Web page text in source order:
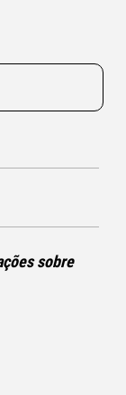
sobre